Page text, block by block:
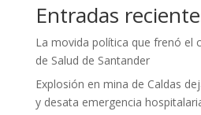
Entradas
La movida política que frenó el
de Salud de Santander
Explosión en mina de Caldas
y desata emergencia